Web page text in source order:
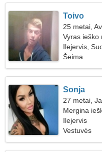
Toivo
25 metai,
Vyras ieško
Ilejervis,
Šeima
Sonja
27 metai,
Mergina
Ilejervis
Vestuvės